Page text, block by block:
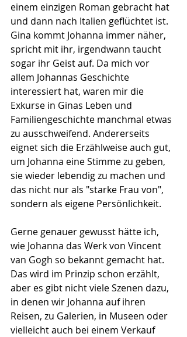
einem einzigen Roman gebracht hat
und dann nach Italien geflüchtet ist.
Gina kommt Johanna immer näher,
spricht mit ihr, irgendwann taucht
sogar ihr Geist auf. Da mich vor
allem Johannas Geschichte
interessiert hat, waren mir die
Exkurse in Ginas Leben und
Familiengeschichte manchmal etwas
zu ausschweifend. Andererseits
eignet sich die Erzählweise auch gut,
um Johanna eine Stimme zu geben,
sie wieder lebendig zu machen und
das nicht nur als "starke Frau von",
sondern als eigene Persönlichkeit.
Gerne genauer gewusst hätte ich,
wie Johanna das Werk von Vincent
van Gogh so bekannt gemacht hat.
Das wird im Prinzip schon erzählt,
aber es gibt nicht viele Szenen dazu,
in denen wir Johanna auf ihren
Reisen, zu Galerien, in Museen oder
vielleicht auch bei einem Verkauf